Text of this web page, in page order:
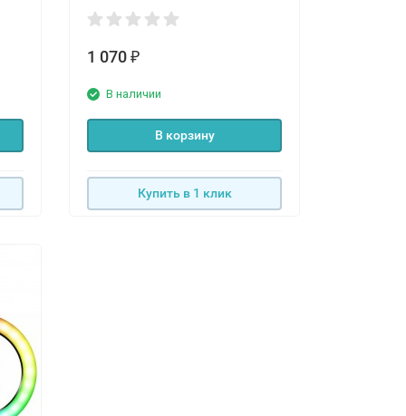
1 070 ₽
В наличии
В корзину
Купить в 1 клик